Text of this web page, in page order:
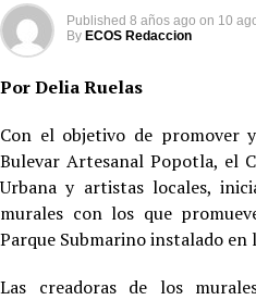
Published 8 años ago on 10
By ECOS Redaccion
Por Delia Ruelas
Con el objetivo de promover
Bulevar Artesanal Popotla, el
Urbana y artistas locales,
murales con los que
Parque Submarino instalado
Las creadoras de los